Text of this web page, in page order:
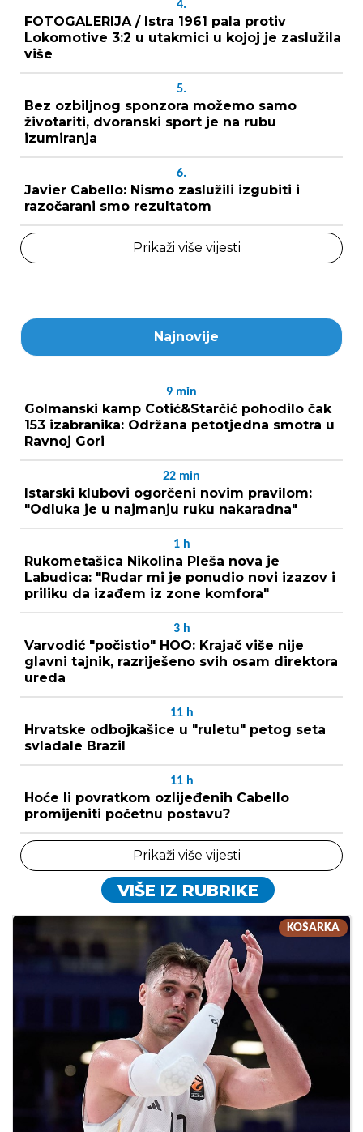
4.
FOTOGALERIJA / Istra 1961 pala protiv
Lokomotive 3:2 u utakmici u kojoj je zaslužila
više
5.
Bez ozbiljnog sponzora možemo samo
životariti, dvoranski sport je na rubu
izumiranja
6.
Javier Cabello: Nismo zaslužili izgubiti i
razočarani smo rezultatom
Prikaži više vijesti
Najnovije
9 min
Golmanski kamp Cotić&Starčić pohodilo čak
153 izabranika: Održana petotjedna smotra u
Ravnoj Gori
22 min
Istarski klubovi ogorčeni novim pravilom:
"Odluka je u najmanju ruku nakaradna"
1 h
Rukometašica Nikolina Pleša nova je
Labudica: "Rudar mi je ponudio novi izazov i
priliku da izađem iz zone komfora"
3 h
Varvodić "počistio" HOO: Krajač više nije
glavni tajnik, razriješeno svih osam direktora
ureda
11 h
Hrvatske odbojkašice u "ruletu" petog seta
svladale Brazil
11 h
Hoće li povratkom ozlijeđenih Cabello
promijeniti početnu postavu?
Prikaži više vijesti
VIŠE IZ RUBRIKE
KOŠARKA